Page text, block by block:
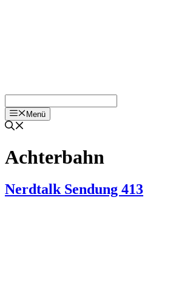
Menü
Achterbahn
Nerdtalk Sendung 413